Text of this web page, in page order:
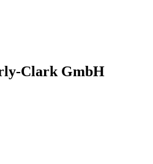
Clark GmbH